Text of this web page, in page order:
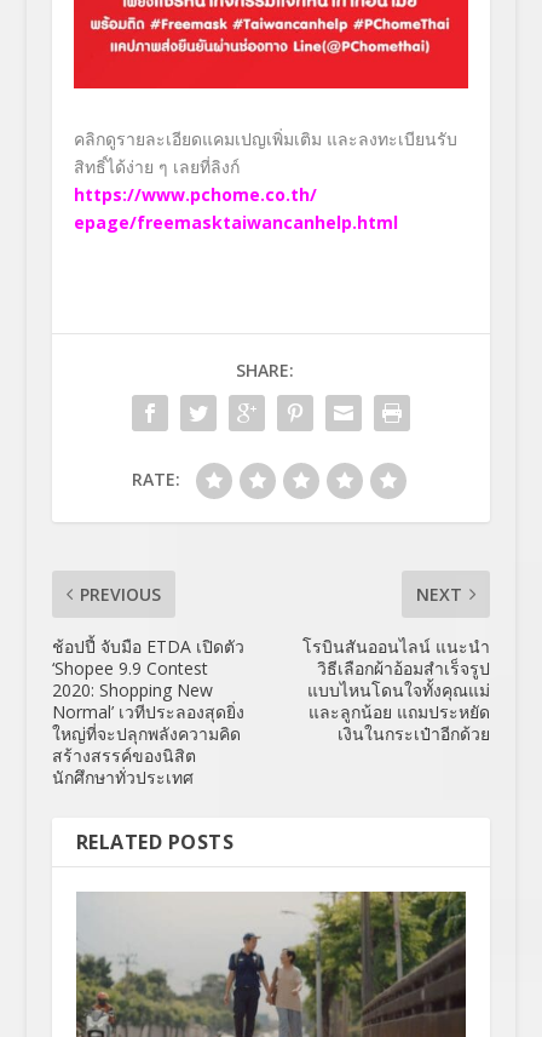
คลิกดูรายละเอียดแคมเปญเพิ่มเติม และลงทะเบียนรับ
สิทธิ์ได้ง่าย ๆ เลยที่ลิงก์
https://www.pchome.co.th/
epage/freemasktaiwancanhelp.html
SHARE:
RATE:
PREVIOUS
ช้อปปี้ จับมือ ETDA เปิดตัว
‘Shopee 9.9 Contest
2020: Shopping New
Normal’ เวทีประลองสุดยิ่ง
ใหญ่ที่จะปลุกพลังความคิด
สร้างสรรค์ของนิสิต
นักศึกษาทั่วประเทศ
NEXT
โรบินสันออนไลน์ แนะนำ
วิธีเลือกผ้าอ้อมสำเร็จรูป
แบบไหนโดนใจทั้งคุณแม่
และลูกน้อย แถมประหยัด
เงินในกระเป๋าอีกด้วย
RELATED POSTS